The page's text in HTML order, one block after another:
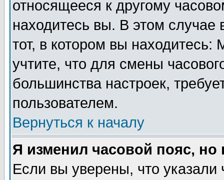
относящееся к другому
находитесь вы. В этом
тот, в котором вы
учтите, что для смены
большинства настроек,
пользователем.
Вернуться к началу
Я изменил часовой пояс,
Если вы уверены, что указали